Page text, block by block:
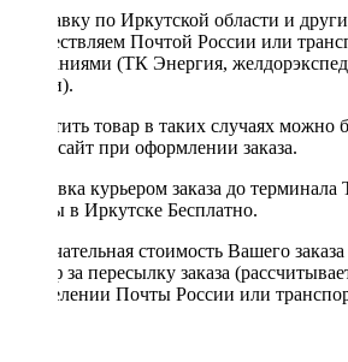
Отправку по Иркутской области и
осуществляем Почтой России или
компаниями (ТК Энергия,
линии).
Оплатить товар в таких случаях можно
через сайт при оформлении заказа.
Доставка курьером заказа до
Почты в Иркутске Бесплатно.
Окончательная стоимость Вашего
Тариф за пересылку заказа
в отделении Почты России или